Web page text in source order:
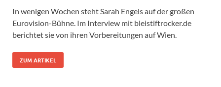
In wenigen Wochen steht Sarah Engels auf der großen
Eurovision-Bühne. Im Interview mit bleistiftrocker.de
berichtet sie von ihren Vorbereitungen auf Wien.
ZUM ARTIKEL